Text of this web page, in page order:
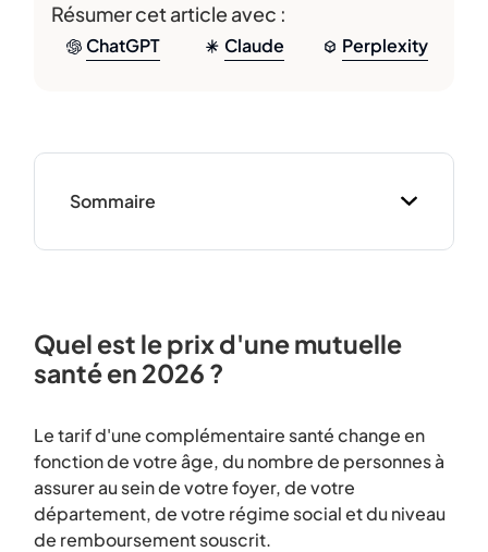
Résumer cet article avec :
ChatGPT Claude Perplexity
Sommaire
Quel est le prix d'une mutuelle
santé en 2026 ?
Le tarif d'une complémentaire santé change en
fonction de votre âge, du nombre de personnes à
assurer au sein de votre foyer, de votre
département, de votre régime social et du niveau
de remboursement souscrit.